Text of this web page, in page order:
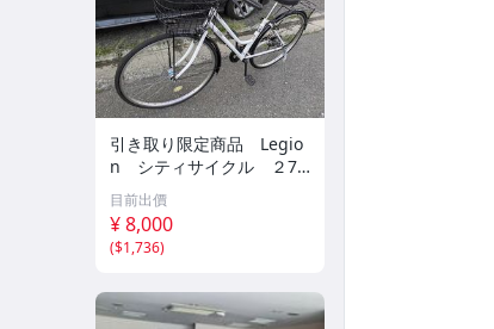
引き取り限定商品 Legio
n シティサイクル ２7
インチ シマノ6段変速 LE
Dライト 現状品 10166
833-46240
目前出價
¥ 8,000
($1,736)